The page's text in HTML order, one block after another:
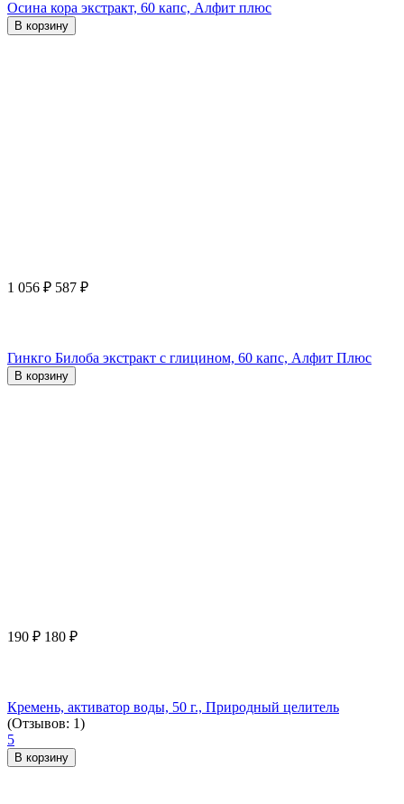
Осина кора экстракт, 60 капс, Алфит плюс
В корзину
1 056 ₽ 587 ₽
Гинкго Билоба экстракт с глицином, 60 капс, Алфит Плюс
В корзину
190 ₽ 180 ₽
Кремень, активатор воды, 50 г., Природный целитель
(Отзывов: 1)
5
В корзину